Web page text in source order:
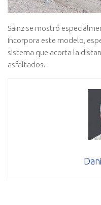
Sainz se mostró
incorpora este modelo,
sistema que acorta la
asfaltados.